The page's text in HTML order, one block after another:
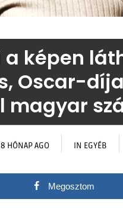
a képen
Oscar-
magyar
8 HÓNAP AGO IN EGYÉB
Megosztom